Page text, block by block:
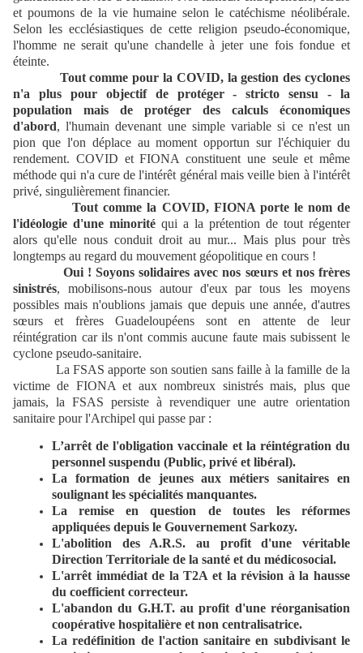
et poumons de la vie humaine selon le catéchisme néolibérale.
Selon les ecclésiastiques de cette religion pseudo-économique,
l'homme ne serait qu'une chandelle à jeter une fois fondue et
éteinte.
Tout comme pour la COVID, la gestion des cyclones
n'a plus pour objectif de protéger - stricto sensu - la
population mais de protéger des calculs économiques
d'abord, l'humain devenant une simple variable si ce n'est un
pion que l'on déplace au moment opportun sur l'échiquier du
rendement. COVID et FIONA constituent une seule et même
méthode qui n'a cure de l'intérêt général mais veille bien à l'intérêt
privé, singulièrement financier.
Tout comme la COVID, FIONA porte le nom de
l'idéologie d'une minorité qui a la prétention de tout régenter
alors qu'elle nous conduit droit au mur... Mais plus pour très
longtemps au regard du mouvement géopolitique en cours !
Oui ! Soyons solidaires avec nos sœurs et nos frères
sinistrés, mobilisons-nous autour d'eux par tous les moyens
possibles mais n'oublions jamais que depuis une année, d'autres
sœurs et frères Guadeloupéens sont en attente de leur
réintégration car ils n'ont commis aucune faute mais subissent le
cyclone pseudo-sanitaire.
La FSAS apporte son soutien sans faille à la famille de la
victime de FIONA et aux nombreux sinistrés mais, plus que
jamais, la FSAS persiste à revendiquer une autre orientation
sanitaire pour l'Archipel qui passe par :
L’arrêt de l'obligation vaccinale et la réintégration du
personnel suspendu (Public, privé et libéral).
La formation de jeunes aux métiers sanitaires en
soulignant les spécialités manquantes.
La remise en question de toutes les réformes
appliquées depuis le Gouvernement Sarkozy.
L'abolition des A.R.S. au profit d'une véritable
Direction Territoriale de la santé et du médicosocial.
L'arrêt immédiat de la T2A et la révision à la hausse
du coefficient correcteur.
L'abandon du G.H.T. au profit d'une réorganisation
coopérative hospitalière et non centralisatrice.
La redéfinition de l'action sanitaire en subdivisant le